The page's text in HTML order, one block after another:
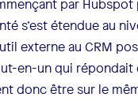
par
s’est étendue au
externe au CRM
en-un qui répondait
donc être sur le